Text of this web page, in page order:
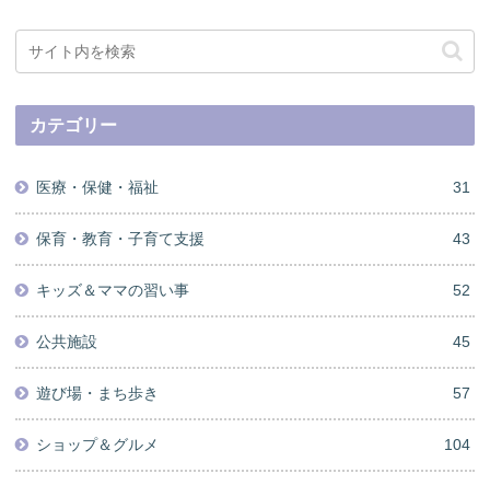
カテゴリー
医療・保健・福祉 31
保育・教育・子育て支援 43
キッズ＆ママの習い事 52
公共施設 45
遊び場・まち歩き 57
ショップ＆グルメ 104